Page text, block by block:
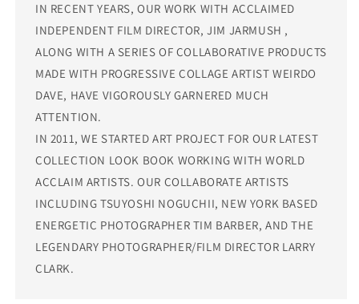
IN RECENT YEARS, OUR WORK WITH ACCLAIMED
INDEPENDENT FILM DIRECTOR, JIM JARMUSH ,
ALONG WITH A SERIES OF COLLABORATIVE PRODUCTS
MADE WITH PROGRESSIVE COLLAGE ARTIST WEIRDO
DAVE, HAVE VIGOROUSLY GARNERED MUCH
ATTENTION.
IN 2011, WE STARTED ART PROJECT FOR OUR LATEST
COLLECTION LOOK BOOK WORKING WITH WORLD
ACCLAIM ARTISTS. OUR COLLABORATE ARTISTS
INCLUDING TSUYOSHI NOGUCHII, NEW YORK BASED
ENERGETIC PHOTOGRAPHER TIM BARBER, AND THE
LEGENDARY PHOTOGRAPHER/FILM DIRECTOR LARRY
CLARK.